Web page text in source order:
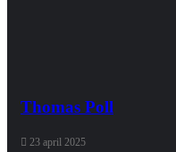
Thomas Poll
23 april 2025